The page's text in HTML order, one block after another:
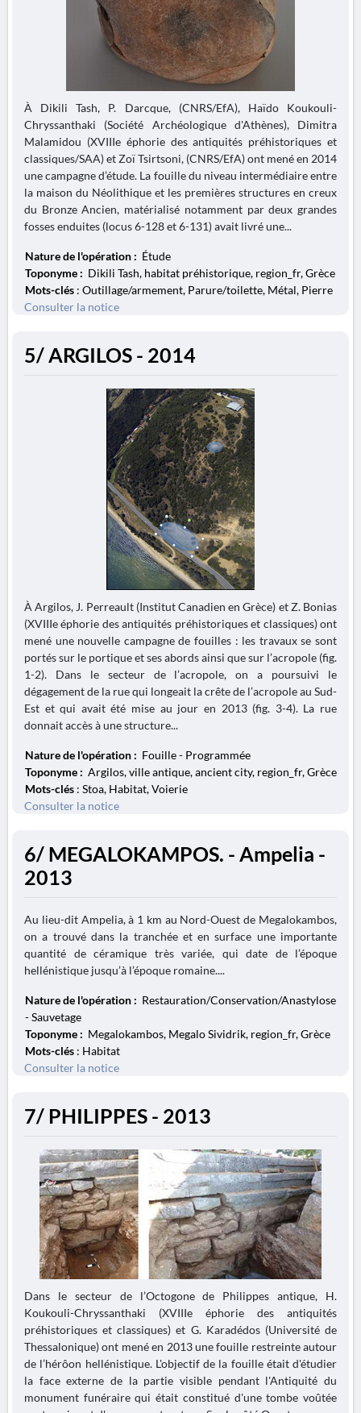
À Dikili Tash, P. Darcque, (CNRS/EfA), Haïdo Koukouli-
Chryssanthaki (Société Archéologique d'Athènes), Dimitra
Malamidou (XVIIIe éphorie des antiquités préhistoriques et
classiques/SAA) et Zoï Tsirtsoni, (CNRS/EfA) ont mené en 2014
une campagne d’étude. La fouille du niveau intermédiaire entre
la maison du Néolithique et les premières structures en creux
du Bronze Ancien, matérialisé notamment par deux grandes
fosses enduites (locus 6-128 et 6-131) avait livré une...
Nature de l'opération : Étude
Toponyme : Dikili Tash, habitat préhistorique, region_fr, Grèce
Mots-clés : Outillage/armement, Parure/toilette, Métal, Pierre
Consulter la notice
5/ ARGILOS - 2014
À Argilos, J. Perreault (Institut Canadien en Grèce) et Z. Bonias
(XVIIIe éphorie des antiquités préhistoriques et classiques) ont
mené une nouvelle campagne de fouilles : les travaux se sont
portés sur le portique et ses abords ainsi que sur l’acropole (fig.
1-2). Dans le secteur de l’acropole, on a poursuivi le
dégagement de la rue qui longeait la crête de l’acropole au Sud-
Est et qui avait été mise au jour en 2013 (fig. 3-4). La rue
donnait accès à une structure...
Nature de l'opération : Fouille - Programmée
Toponyme : Argilos, ville antique, ancient city, region_fr, Grèce
Mots-clés : Stoa, Habitat, Voierie
Consulter la notice
6/ MEGALOKAMPOS. - Ampelia -
2013
Au lieu-dit Ampelia, à 1 km au Nord-Ouest de Megalokambos,
on a trouvé dans la tranchée et en surface une importante
quantité de céramique très variée, qui date de l’époque
hellénistique jusqu’à l’époque romaine....
Nature de l'opération : Restauration/Conservation/Anastylose
- Sauvetage
Toponyme : Megalokambos, Megalo Sividrik, region_fr, Grèce
Mots-clés : Habitat
Consulter la notice
7/ PHILIPPES - 2013
Dans le secteur de l’Octogone de Philippes antique, H.
Koukouli-Chryssanthaki (XVIIIe éphorie des antiquités
préhistoriques et classiques) et G. Karadédos (Université de
Thessalonique) ont mené en 2013 une fouille restreinte autour
de l’hérôon hellénistique. L'objectif de la fouille était d'étudier
la face externe de la partie visible pendant l'Antiquité du
monument funéraire qui était constitué d'une tombe voûtée